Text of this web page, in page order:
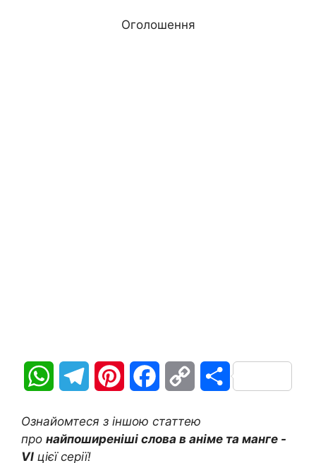
Оголошення
W
a l n c p
П
д
Ознайомтеся з іншою статтею
про найпоширеніші слова в аніме та манге -
VI цієї серії!